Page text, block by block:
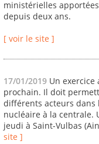
ministérielles
depuis deux ans.
[ voir le site ]
17/01/2019 Un
prochain. Il doit
différents acteurs dans
nucléaire à la centrale.
jeudi à Saint-Vulbas
site ]